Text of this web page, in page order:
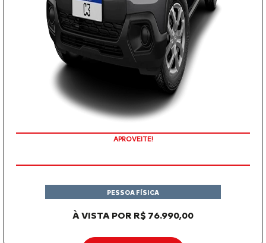
APROVEITE!
À VISTA POR R$ 76.990,00
PESSOA FÍSICA